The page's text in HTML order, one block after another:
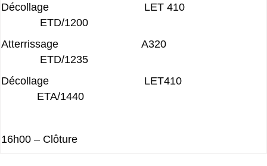
Décollage LET 410
ETD/1200
Atterrissage A320
ETD/1235
Décollage LET410
ETA/1440
16h00 – Clôture